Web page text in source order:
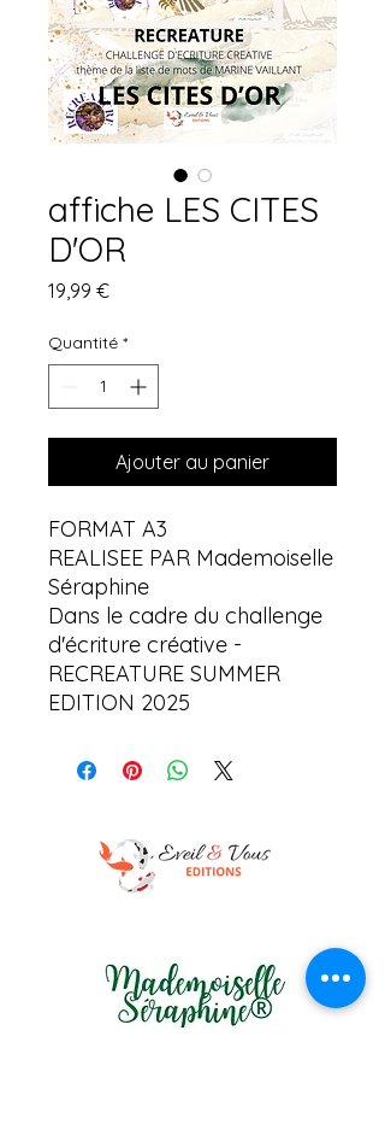
affiche LES CITES
D'OR
19,99 €Prix
Quantité *
Ajouter au panier
FORMAT A3
REALISEE PAR Mademoiselle
Séraphine
Dans le cadre du challenge
d'écriture créative -
RECREATURE SUMMER
EDITION 2025